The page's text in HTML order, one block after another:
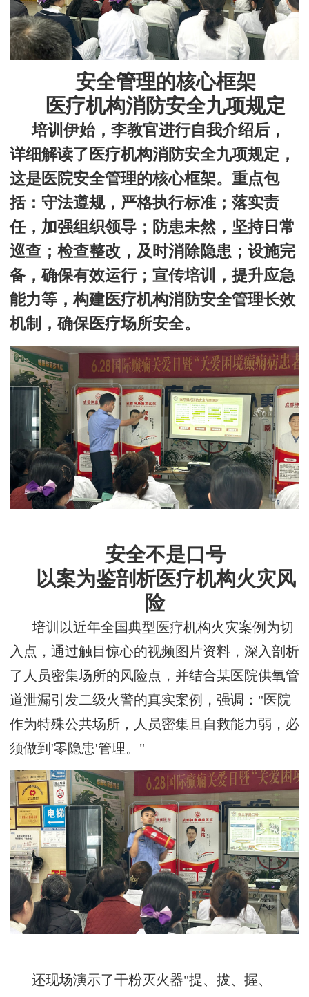
安全管理的核心框架
医疗机构消防安全九项规定
培训伊始，李教官进行自我介绍后，
详细解读了医疗机构消防安全九项规定，
这是医院安全管理的核心框架。重点包
括：守法遵规，严格执行标准；落实责
任，加强组织领导；防患未然，坚持日常
巡查；检查整改，及时消除隐患； 设施完
备，确保有效运行；宣传培训，提升应急
能力等，构建医疗机构消防安全管理长效
机制，确保医疗场所安全。
安全不是口号
以案为鉴剖析医疗机构火灾风
险
培训以近年全国典型医疗机构火灾案例为切
入点，通过触目惊心的视频图片资料，深入剖析
了人员密集场所的风险点，并结合某医院供氧管
道泄漏引发二级火警的真实案例，强调： "医院
作为特殊公共场所，人员密集且自救能力弱，必
须做到'零隐患'管理。"
还现场演示了干粉灭火器"提、拔、握、